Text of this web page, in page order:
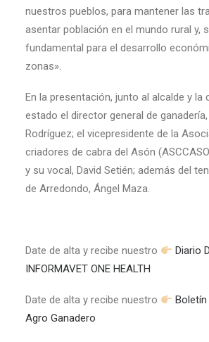
nuestros pueblos, para mantener las
asentar población en el mundo rural y,
fundamental para el desarrollo
zonas».
En la presentación, junto al alcalde y la
estado el director general de
Rodríguez; el vicepresidente de la
criadores de cabra del Asón
y su vocal, David Setién; además del
de Arredondo, Ángel Maza.
Date de alta y recibe nuestro
Diario
INFORMAVET ONE HEALTH
Date de alta y recibe nuestro
Boletín
Agro Ganadero